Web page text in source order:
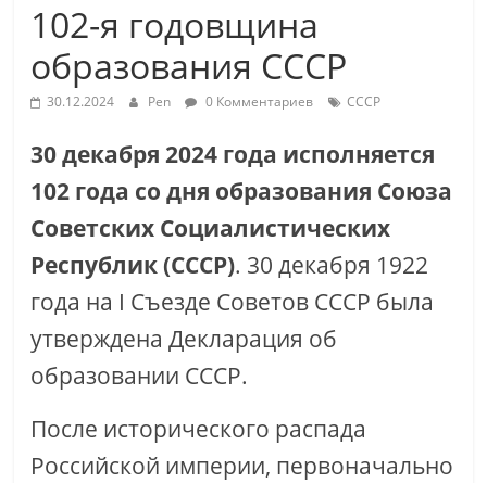
102-я годовщина
образования СССР
30.12.2024 Pen 0 Комментариев СССР
30 декабря 2024 года исполняется
102 года со дня образования Союза
Советских Социалистических
Республик (СССР). 30 декабря 1922
года на I Съезде Советов СССР была
утверждена Декларация об
образовании СССР.
После исторического распада
Российской империи, первоначально